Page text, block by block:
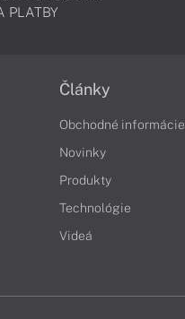
PLATBY
Články
Obchodné informácie
Novinky
Produkty
Technológie
Videá